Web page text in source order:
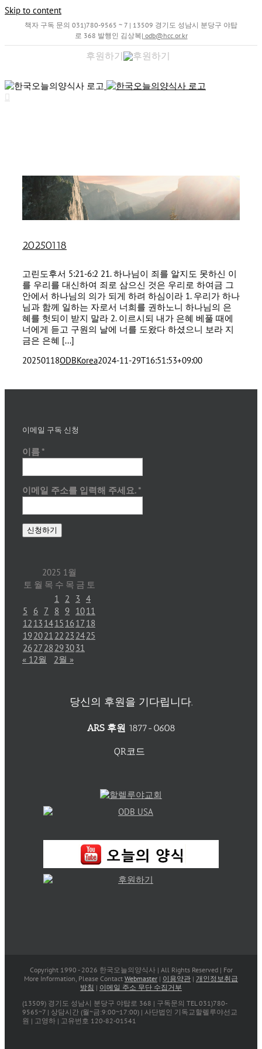
Skip to content
책자 구독 문의 031)780-9565 ~ 7 | 13509 경기도 성남시 분당구 야탑
로 368 발행인 김상복| odb@hcc.or.kr
후원하기
20250118
고린도후서 5:21-6:2 21. 하나님이 죄를 알지도 못하신 이
를 우리를 대신하여 죄로 삼으신 것은 우리로 하여금 그
안에서 하나님의 의가 되게 하려 하심이라 1. 우리가 하나
님과 함께 일하는 자로서 너희를 권하노니 하나님의 은
혜를 헛되이 받지 말라 2. 이르시되 내가 은혜 베풀 때에
너에게 듣고 구원의 날에 너를 도왔다 하셨으니 보라 지
금은 은혜 [...]
20250118ODBKorea2024-11-29T16:51:53+09:00
이메일 구독 신청
이름 *
이메일 주소를 입력해 주세요. *
2025 1월
토 월 목 수 목 금 토
1 2 3 4
5
6 7 8 9 1011
12 13 1415 1617 18
192021 22 23 2425
2627 28 293031
« 12월
2월 »
당신의 후원을 기다립니다.
ARS 후원 1877-0608
QR코드
Copyright 1990 - 2026 한국오늘의양식사 | All Rights Reserved | For
More Information, Please Contact Webmaster | 이용약관 | 개인정보취급
방침 | 이메일 주소 무단 수집거부
(13509) 경기도 성남시 분당구 야탑로 368 | 구독문의 TEL 031)780-
9565~7 | 상담시간 (월~금:9:00~17:00) | 사단법인 기독교할렐루야선교
원 | 고영하 | 고유번호 120-82-01541